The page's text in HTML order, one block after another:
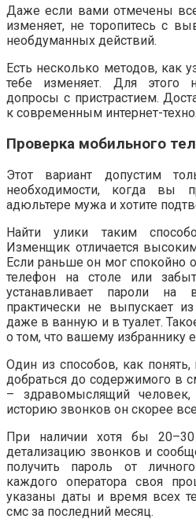
Даже если вами отмечены
изменяет, не торопитесь с
необдуманных действий.
Есть несколько методов, как
тебе изменяет. Для этого
допросы с пристрастием.
к современным интернет-
Проверка мобильного
Этот вариант допустим
необходимости, когда вы
адюльтере мужа и хотите
Найти улики таким
Изменщик отличается
Если раньше он мог спокойно
телефон на столе или
устанавливает пароли на
практически не выпускает
даже в ванную и в туалет.
о том, что вашему избраннику
Один из способов, как
добраться до содержимого в
– здравомыслящий
историю звонков он скорее
При наличии хотя бы
детализацию звонков и
получить пароль от
каждого оператора своя
указаны даты и время всех
смс за последний месяц.